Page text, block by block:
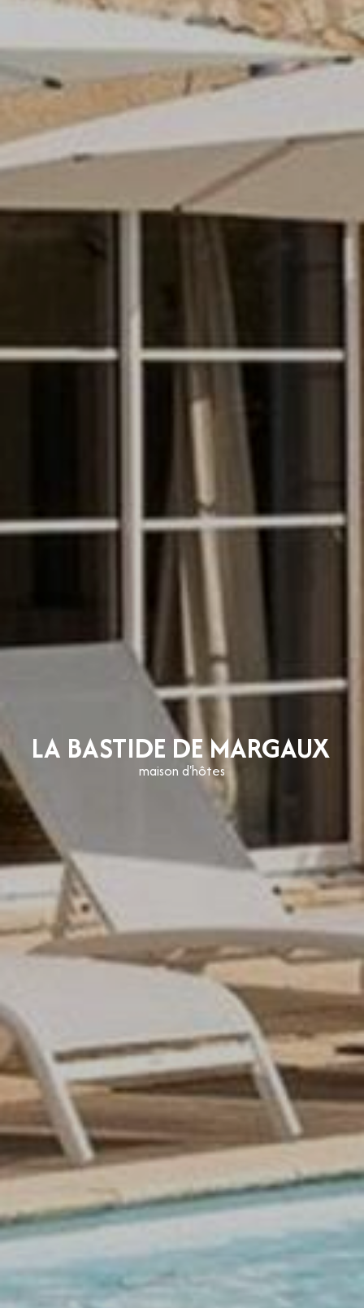
LA BASTIDE DE MARGAUX
maison d'hôtes